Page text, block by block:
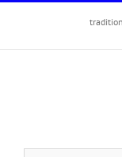
springen